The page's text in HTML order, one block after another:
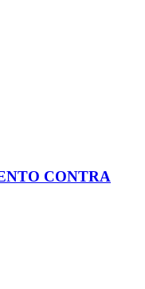
CONTRA